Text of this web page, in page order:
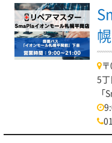
加えて、アップグレー
さて、対応メーカーは
TOSHIBA、FUJITSU、
Lenovo、HP、Acer、
様々なPCメーカーでも
パソコン修理リペアマ
埼玉高速鉄道線「鳩ヶ
イオンモール川口内3階
5